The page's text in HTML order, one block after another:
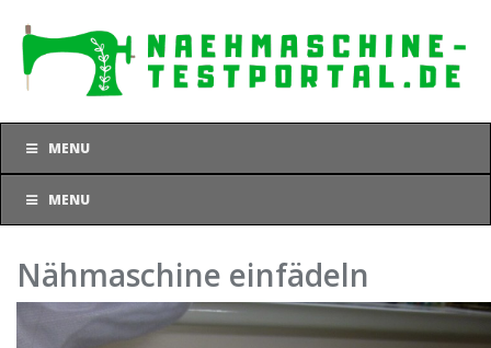
main
content
MENU
MENU
Nähmaschine einfädeln